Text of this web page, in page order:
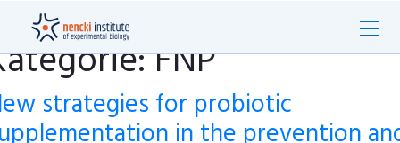
FNP
strategies for probiotic
in the prevention